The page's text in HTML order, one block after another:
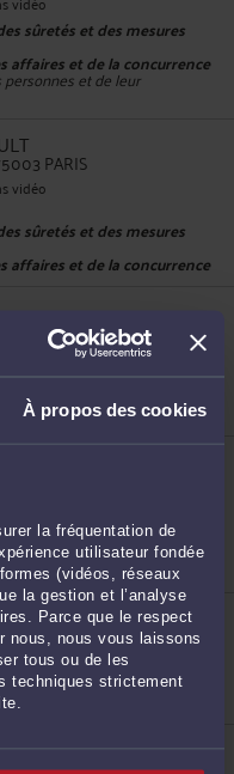
À propos des cookies
la fréquentation de
utilisateur fondée
(vidéos, réseaux
la gestion et l’analyse
Parce que le respect
nous, nous vous laissons
tous ou de les
techniques strictement
sûretés et des mesures
affaires et de la concurrence
et de leur
PARIS
vidéo
sûretés et des mesures
affaires et de la concurrence
75015 PARIS
affaires et de la concurrence
de la nationalité
92925 PARIS LA
75017 PARIS